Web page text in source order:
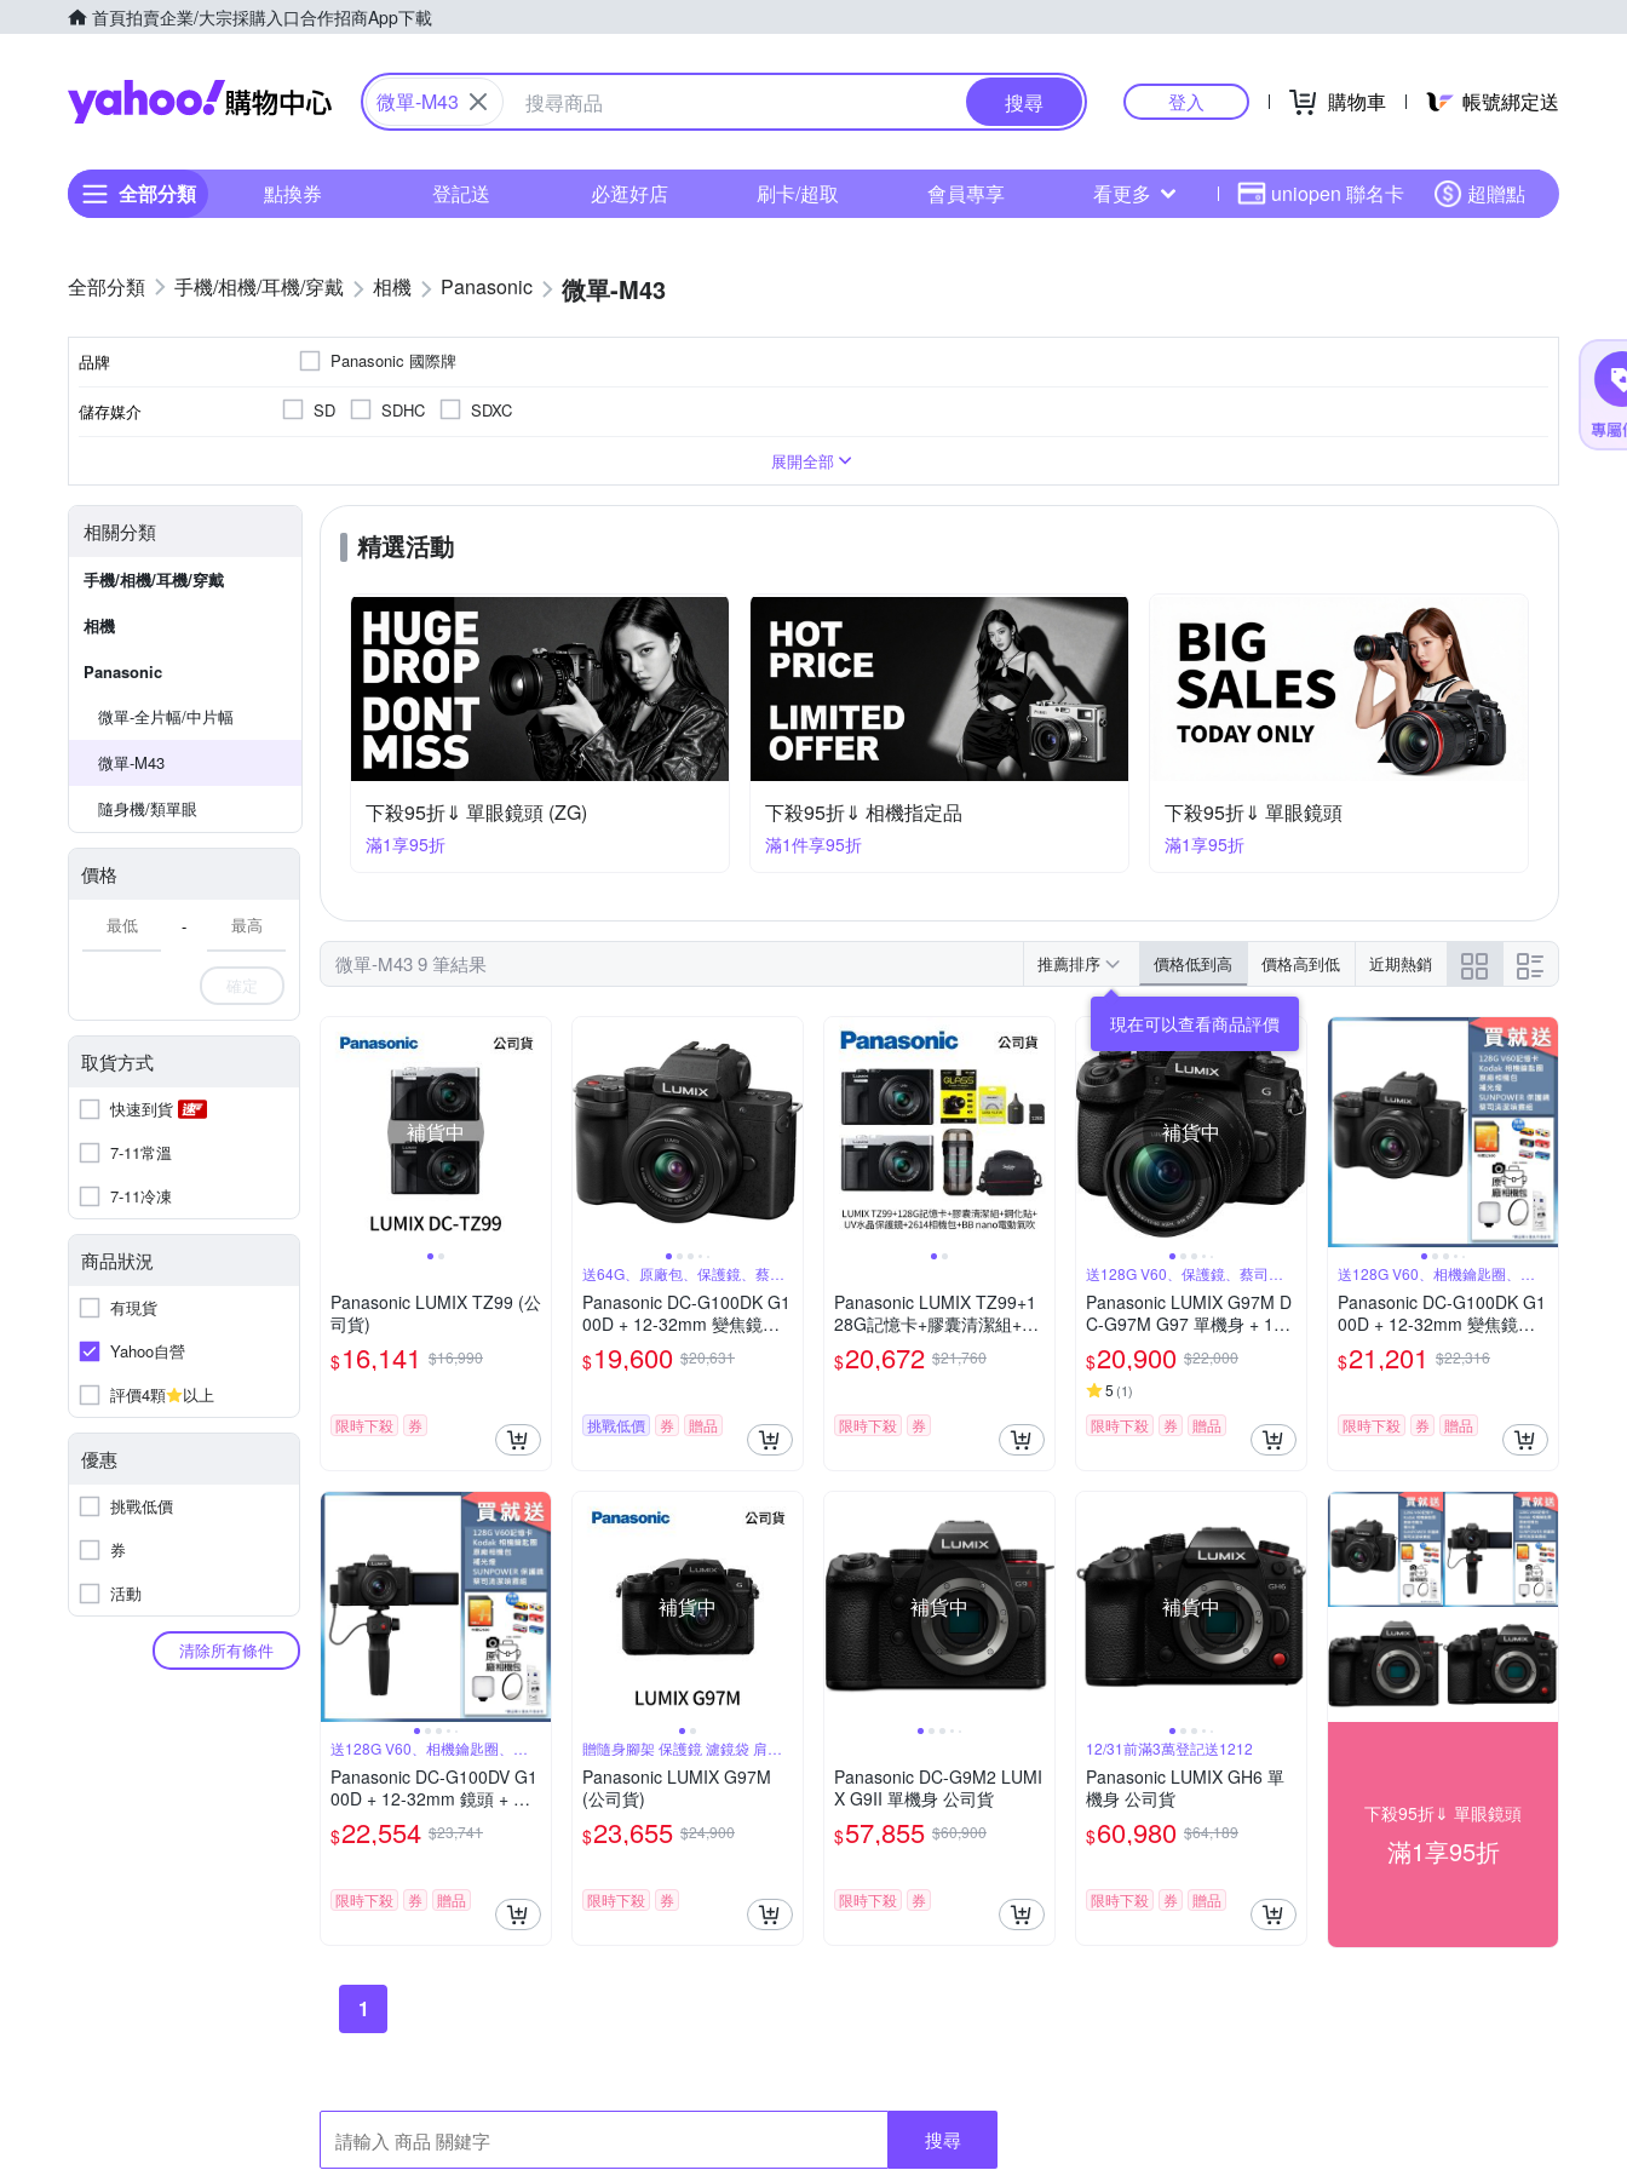
首頁拍賣企業/大宗採購入口合作招商App下載
Yahoo購物中心
微單-M43 搜尋 登入 購物車 帳號綁定送
全部分類 點換券 登記送 必逛好店 刷卡/超取 會員專享 看更多 uniopen 聯名卡 超贈點
手機/相機/耳機/穿戴 相機 Panasonic 微單-M43
品牌 Panasonic 國際牌
儲存媒介 SD SDHC SDXC
展開全部
相關分類
手機/相機/耳機/穿戴
相機
Panasonic
微單-全片幅/中片幅
微單-M43
隨身機/類單眼
價格
-
確定
取貨方式
快速到貨
7-11常溫
7-11冷凍
商品狀況
有現貨
Yahoo自營
評價4顆
以上
優惠
挑戰低價
券
活動
清除所有條件
精選活動
下殺95折⇓ 單眼鏡頭 (ZG)
滿1享95折
下殺95折⇓ 相機指定品
滿1件享95折
下殺95折⇓ 單眼鏡頭
滿1享95折
微單-M43 9 筆結果 推薦排序 價格低到高 價格高到低 近期熱銷
現在可以查看商品評價
補貨中
Panasonic LUMIX TZ99 (公
司貨)
$16,141 $16,990
限時下殺 券
送64G、原廠包、保護鏡、蔡司
噴罐
Panasonic DC-G100DK G1
00D + 12-32mm 變焦鏡組
公司貨
$19,600 $20,631
挑戰低價 券 贈品
Panasonic LUMIX TZ99+1
28G記憶卡+膠囊清潔組+鋼
化貼+水晶保護鏡+2614相機
包+NITECORE BB nano 迷
$20,672 $21,760
限時下殺 券
補貨中
送128G V60、保護鏡、蔡司噴
霧組
Panasonic LUMIX G97M D
C-G97M G97 單機身 + 12-
60mm 變焦鏡組 公司貨
$20,900 $22,000
5 (1)
限時下殺 券 贈品
送128G V60、相機鑰匙圈、原
廠包
Panasonic DC-G100DK G1
00D + 12-32mm 變焦鏡組
公司貨
$21,201 $22,316
限時下殺 券 贈品
送128G V60、相機鑰匙圈、原
廠包
Panasonic DC-G100DV G1
00D + 12-32mm 鏡頭 + DM
W-SHGR2 三腳架握把組 公
司貨
$22,554 $23,741
限時下殺 券 贈品
補貨中
贈隨身腳架 保護鏡 濾鏡袋 肩帶
氣吹
Panasonic LUMIX G97M
(公司貨)
$23,655 $24,900
限時下殺 券
補貨中
Panasonic DC-G9M2 LUMI
X G9II 單機身 公司貨
$57,855 $60,900
限時下殺 券
補貨中
12/31前滿3萬登記送1212
Panasonic LUMIX GH6 單
機身 公司貨
$60,980 $64,189
限時下殺 券 贈品
下殺95折⇓ 單眼鏡頭
滿1享95折
1
搜尋